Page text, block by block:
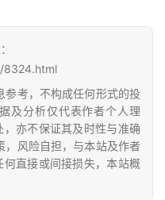
8324.html
参考，不构成任何形式的投
及分析仅代表作者个人理
亦不保证其及时性与准确
，风险自担，与本站及作者
直接或间接损失，本站概